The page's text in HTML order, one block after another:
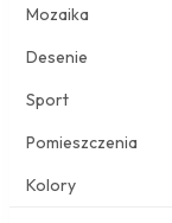
Mozaika
Desenie
Sport
Pomieszczenia
Kolory